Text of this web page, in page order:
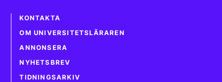
KONTAKTA
OM UNIVERSITETSLÄRAREN
ANNONSERA
NYHETSBREV
TIDNINGSARKIV